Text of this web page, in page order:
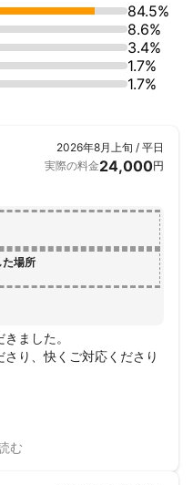
います。
84.5%
8.6%
3.4%
1.7%
1.7%
2026年8月上旬 / 平日
実際の料金24,000円
た場所
ました。
り、快くご対応くださり